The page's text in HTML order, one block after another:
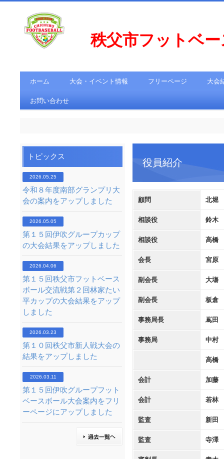
秩父市フットベ
ホーム 大会・イベント情報 フリーページ 大会
お問い合わせ
役員紹介
顧問 北堀
相談役 鈴木
相談役 高橋
会長 宮原
副会長 大塲
副会長 板倉
事務局長 嶌田
事務局 中村
高橋
会計 加藤
会計 若林
監査 新田
監査 寺澤
トピックス
2026.05.25
令和８年度南部グランプリ大
会の案内をアップしました
2026.05.05
第１５回伊吹グループカップ
の大会結果をアップしました
2026.04.06
第１５回秩父市フットベース
ボール交流戦第２回林家たい
平カップの大会結果をアップ
しました
2026.03.23
第１０回秩父市新人戦大会の
結果をアップしました
2026.03.11
第１５回伊吹グループフット
ベースボール大会案内をフリ
ーページにアップしました